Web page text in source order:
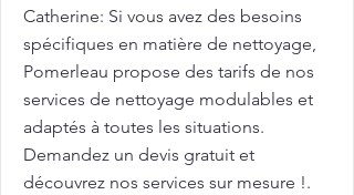
Catherine: Si vous avez des besoins
spécifiques en matière de nettoyage,
Pomerleau propose des tarifs de nos
services de nettoyage modulables et
adaptés à toutes les situations.
Demandez un devis gratuit et
découvrez nos services sur mesure !.